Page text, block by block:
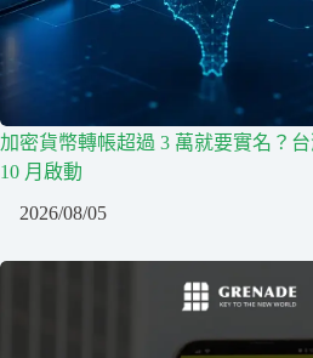
加密貨幣轉帳超過 3 萬就要實名？台
10 月啟動
2026/08/05